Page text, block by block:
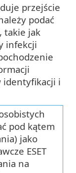
przejście
podać
takie jak
infekcji
identyfikacji i
pod kątem
jako
ESET
na